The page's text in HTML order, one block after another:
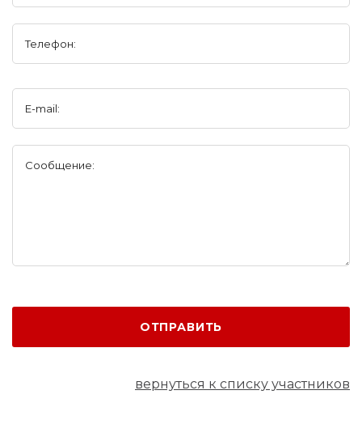
Телефон:
E-mail:
Сообщение:
ОТПРАВИТЬ
вернуться к списку участников